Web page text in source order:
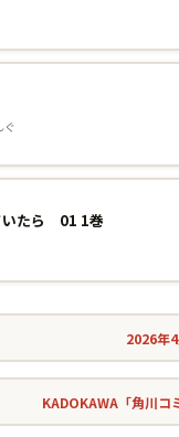
いたら 01 1巻
2026年
KADOKAWA「角川コ